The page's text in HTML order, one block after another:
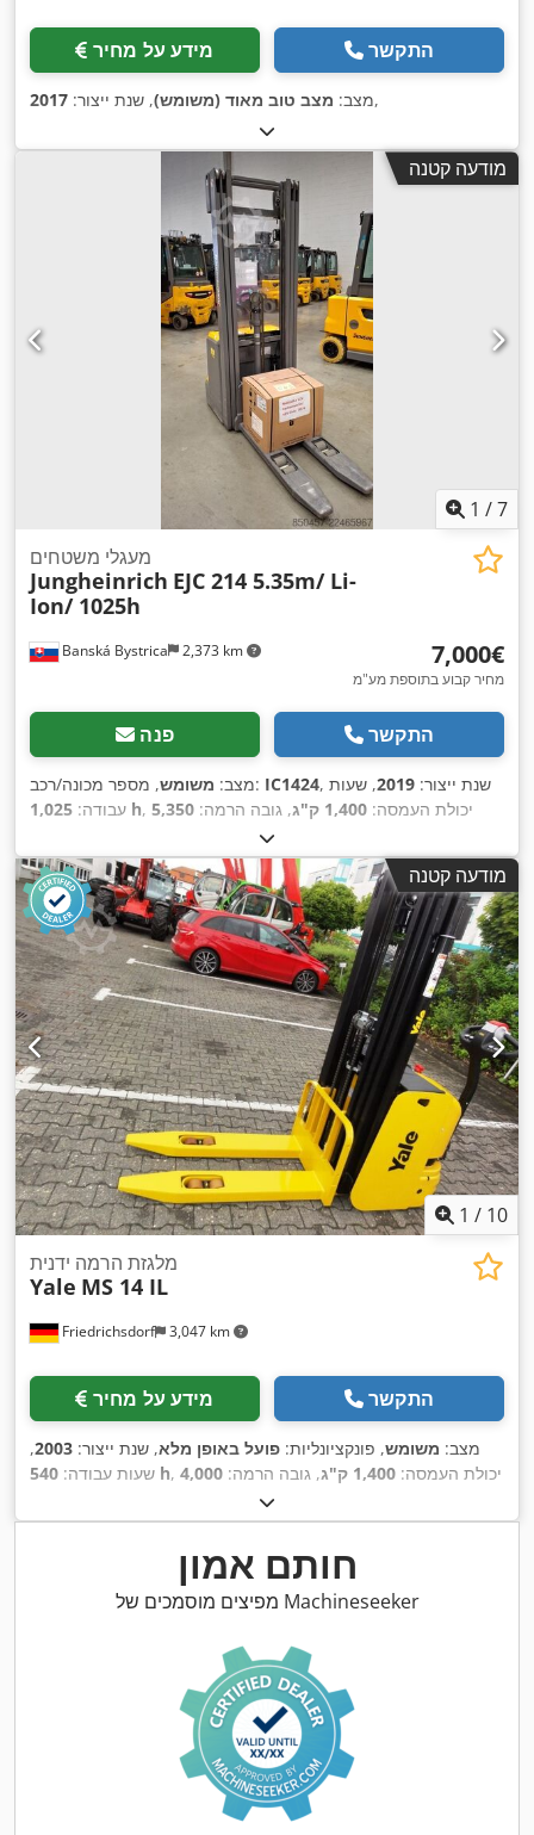
מידע על מחיר התקשר
מצב: מצב טוב מאוד (משומש), שנת ייצור: 2017 ,
מודעה קטנה
1 /7
Banská Bystrica 2,373 km
מעגלי משטחים
Jungheinrich EJC 214 5.35m/ Li-
Ion/ 1025h
‏7,000 ‏€
מחיר קבוע בתוספת מע"מ
פנה התקשר
מצב: משומש , מספר מכונה/רכב: IC1424 , שנת ייצור: 2019, שעות
עבודה: 1,025 h , יכולת העמסה: 1,400 ק"ג , גובה הרמה: 5,350
, סוג תורן:
מ"מ,
מודעה קטנה
1 / 10
Friedrichsdorf 3,047 km
מלגזת הרמה ידנית
Yale MS 14 IL
מידע על מחיר התקשר
מצב: משומש, פונקציונליות: פועל באופן מלא, שנת ייצור: 2003
,
שעות עבודה: 540 h , יכולת העמסה: 1,400 ק"ג , גובה הרמה: 4,000
1,350 מ"מ
טריפלקס, גובה בנייה:1,800 מ"מ , אורך המזלג:1,200 מ"מ
, משקל
חותם אמון
מפיצים מוסמכים של Machineseeker